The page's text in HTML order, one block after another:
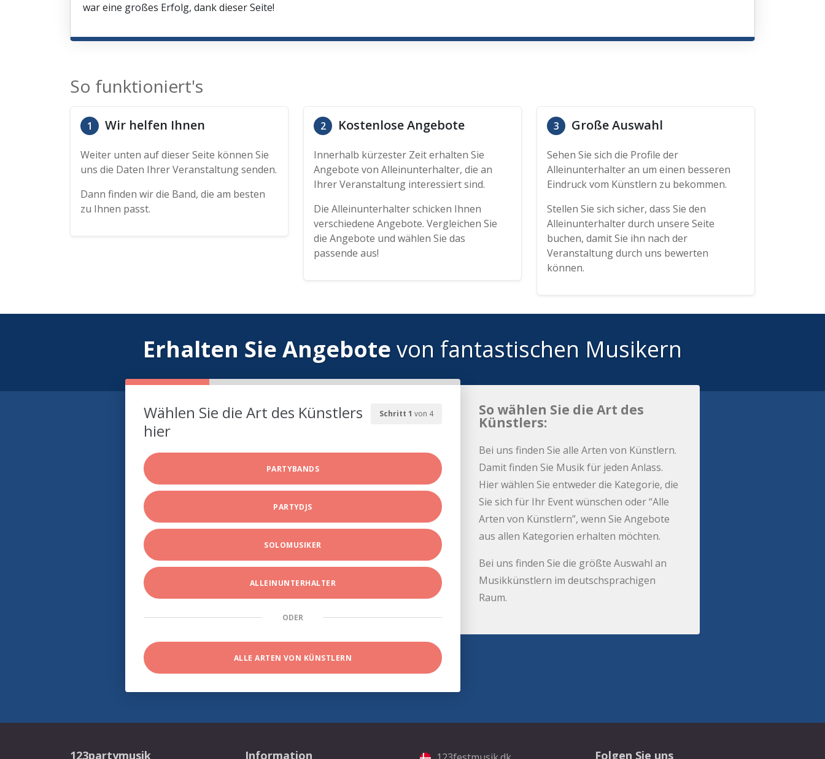
war eine großes Erfolg, dank dieser Seite!
So funktioniert's
1 Wir helfen Ihnen
Weiter unten auf dieser Seite können Sie
uns die Daten Ihrer Veranstaltung senden.
Dann finden wir die Band, die am besten
zu Ihnen passt.
2 Kostenlose Angebote
Innerhalb kürzester Zeit erhalten Sie
Angebote von Alleinunterhalter, die an
Ihrer Veranstaltung interessiert sind.
Die Alleinunterhalter schicken Ihnen
verschiedene Angebote. Vergleichen Sie
die Angebote und wählen Sie das
passende aus!
3 Große Auswahl
Sehen Sie sich die Profile der
Alleinunterhalter an um einen besseren
Eindruck vom Künstlern zu bekommen.
Stellen Sie sich sicher, dass Sie den
Alleinunterhalter durch unsere Seite
buchen, damit Sie ihn nach der
Veranstaltung durch uns bewerten
können.
Erhalten Sie Angebote von fantastischen Musikern
Schritt 1 von 4
Wählen Sie die Art des Künstlers
hier
PARTYBANDS
PARTYDJS
SOLOMUSIKER
ALLEINUNTERHALTER
ODER
ALLE ARTEN VON KÜNSTLERN
So wählen Sie die Art des
Künstlers:
Bei uns finden Sie alle Arten von Künstlern.
Damit finden Sie Musik für jeden Anlass.
Hier wählen Sie entweder die Kategorie, die
Sie sich für Ihr Event wünschen oder “Alle
Arten von Künstlern”, wenn Sie Angebote
aus allen Kategorien erhalten möchten.
Bei uns finden Sie die größte Auswahl an
Musikkünstlern im deutschsprachigen
Raum.
123partymusik Information Folgen Sie uns